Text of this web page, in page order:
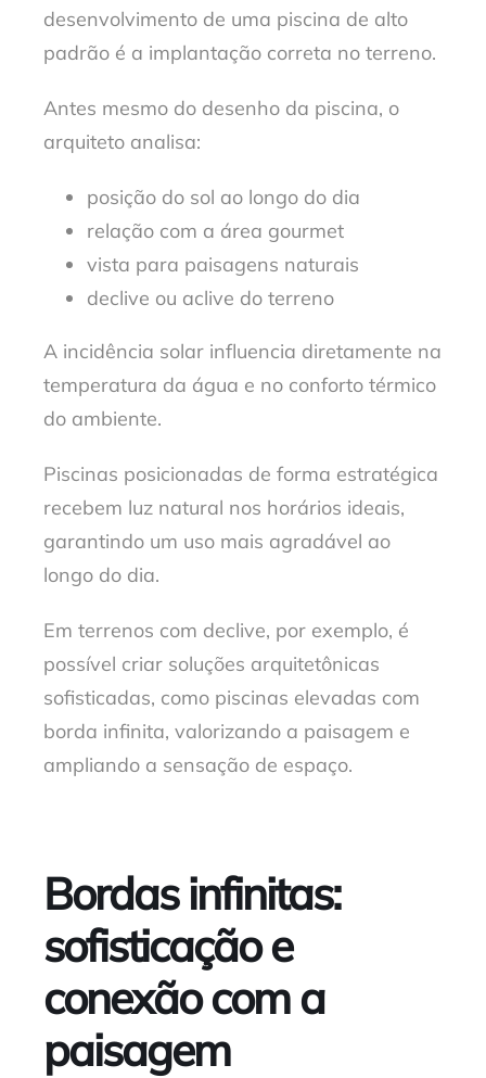
desenvolvimento de uma piscina de alto
padrão é a implantação correta no terreno.
Antes mesmo do desenho da piscina, o
arquiteto analisa:
posição do sol ao longo do dia
relação com a área gourmet
vista para paisagens naturais
declive ou aclive do terreno
A incidência solar influencia diretamente na
temperatura da água e no conforto térmico
do ambiente.
Piscinas posicionadas de forma estratégica
recebem luz natural nos horários ideais,
garantindo um uso mais agradável ao
longo do dia.
Em terrenos com declive, por exemplo, é
possível criar soluções arquitetônicas
sofisticadas, como piscinas elevadas com
borda infinita, valorizando a paisagem e
ampliando a sensação de espaço.
Bordas infinitas:
sofisticação e
conexão com a
paisagem